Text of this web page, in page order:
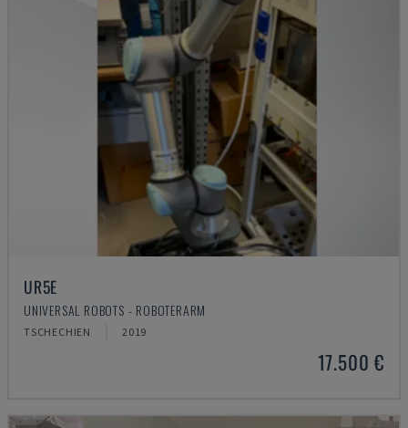
UR5E
UNIVERSAL ROBOTS - ROBOTERARM
TSCHECHIEN 2019
17.500 €